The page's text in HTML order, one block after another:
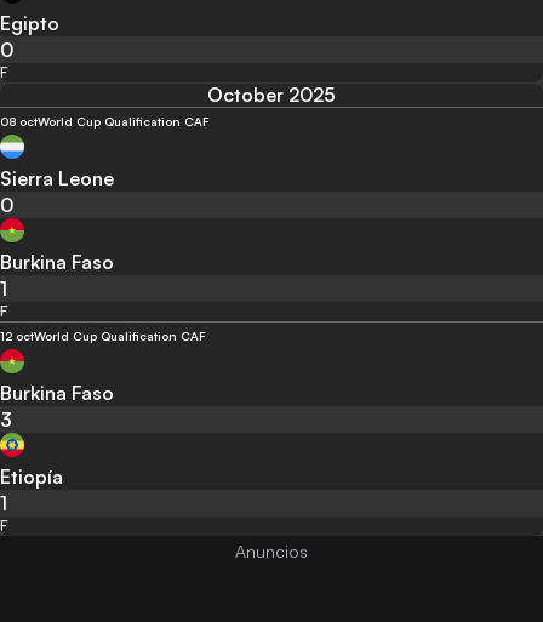
Egipto
0
F
October 2025
08 octWorld Cup Qualification CAF
Sierra Leone
0
Burkina Faso
1
F
12 octWorld Cup Qualification CAF
Burkina Faso
3
Etiopía
1
F